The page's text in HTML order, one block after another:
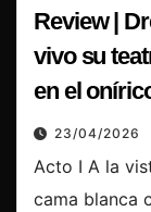
Review |
vivo su
en el
23/04/2026
Acto I A la
cama blanca